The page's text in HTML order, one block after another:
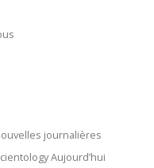
journalières
Aujourd’hui